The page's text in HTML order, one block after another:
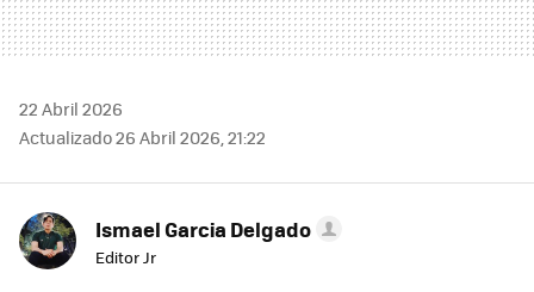
22 Abril 2026
Actualizado 26 Abril 2026, 21:22
Ismael Garcia Delgado
Editor Jr